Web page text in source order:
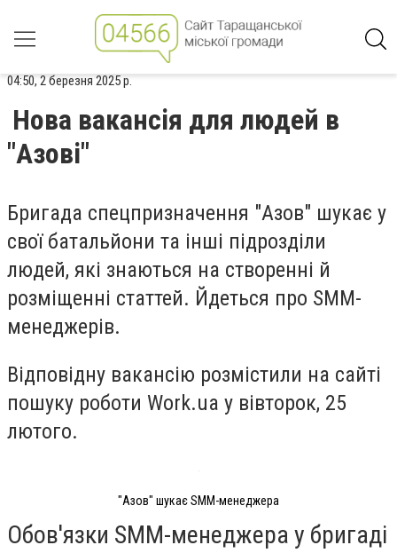
04:50, 2 березня 2025 р.
Нова вакансія для людей в
"Азові"
Бригада спецпризначення "Азов" шукає у
свої батальйони та інші підрозділи
людей, які знаються на створенні й
розміщенні статтей. Йдеться про SMM-
менеджерів.
Відповідну вакансію розмістили на сайті
пошуку роботи Work.ua у вівторок, 25
лютого.
"Азов" шукає SMM-менеджера
Обов'язки SMM-менеджера у бригаді